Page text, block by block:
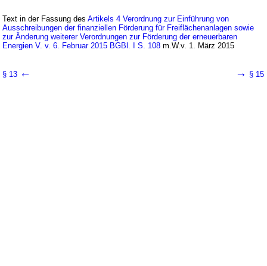
Text in der Fassung desArtikels 4 Verordnung zur Einführung von
Ausschreibungen der finanziellen Förderung für Freiflächenanlagen sowie
zur Änderung weiterer Verordnungen zur Förderung der erneuerbaren
Energien V. v. 6. Februar 2015 BGBl. I S. 108 m.W.v. 1. März 2015
§ 13 ← → § 15